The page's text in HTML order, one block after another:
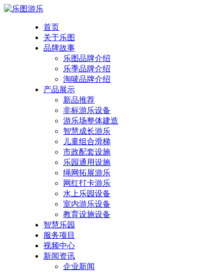
首页
关于乐图
品牌故事
乐图品牌介绍
乐季品牌介绍
淘唛品牌介绍
产品展示
新品推荐
非标游乐设备
游乐场整体建造
智慧成长游乐
儿童组合滑梯
市政配套设施
乐园通用设施
绳网拓展游乐
网红打卡游乐
水上乐园设备
室内游乐设备
教育设施设备
智慧乐园
服务项目
视频中心
新闻资讯
企业新闻